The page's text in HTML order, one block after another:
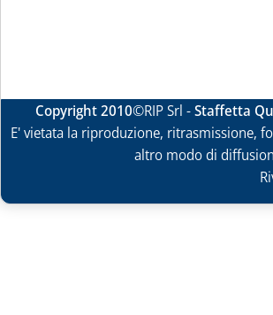
Copyright 2010©RIP Srl -Staffetta
E' vietata la riproduzione, ritrasmissione,
altro modo di